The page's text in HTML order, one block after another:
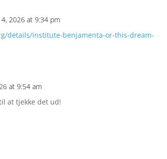
2026 at 9:34 pm
details/institute-benjamenta-or-this-dream-
at 9:54 am
at tjekke det ud!